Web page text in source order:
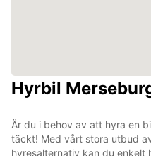
Hyrbil
Är du i behov av att hyra en
täckt! Med vårt stora utbud
hyresalternativ kan du